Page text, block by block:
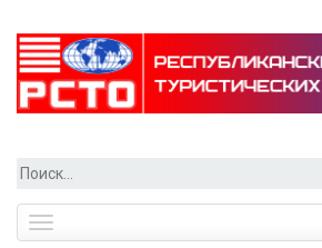
Найти:
navigation